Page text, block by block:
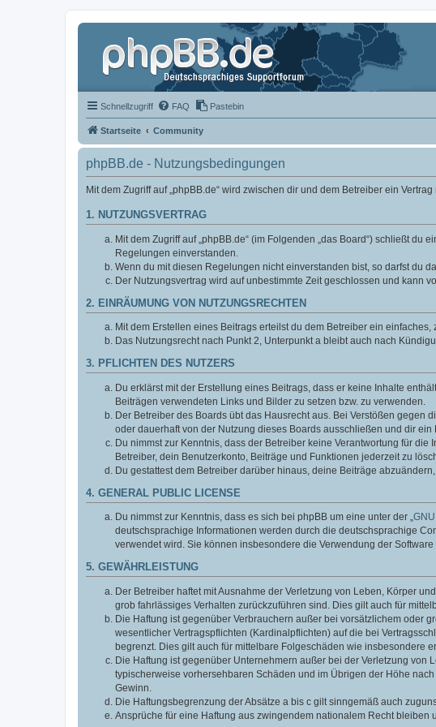
Schnellzugriff FAQ Pastebin
Startseite Community
phpBB.de - Nutzungsbedingungen
Mit dem Zugriff auf „phpBB.de“ wird zwischen dir und dem Betreiber ein
1. NUTZUNGSVERTRAG
Mit dem Zugriff auf „phpBB.de“ (im Folgenden „das Board“) schließt
Regelungen einverstanden.
Wenn du mit diesen Regelungen nicht einverstanden bist, so darfst du
Der Nutzungsvertrag wird auf unbestimmte Zeit geschlossen und kann
2. EINRÄUMUNG VON NUTZUNGSRECHTEN
Mit dem Erstellen eines Beitrags erteilst du dem Betreiber ein
Das Nutzungsrecht nach Punkt 2, Unterpunkt a bleibt auch nach
3. PFLICHTEN DES NUTZERS
Du erklärst mit der Erstellung eines Beitrags, dass er keine Inhalte
Beiträgen verwendeten Links und Bilder zu setzen bzw. zu verwenden.
Der Betreiber des Boards übt das Hausrecht aus. Bei Verstößen
oder dauerhaft von der Nutzung dieses Boards ausschließen und dir ein
Du nimmst zur Kenntnis, dass der Betreiber keine Verantwortung für
Betreiber, dein Benutzerkonto, Beiträge und Funktionen jederzeit zu
Du gestattest dem Betreiber darüber hinaus, deine Beiträge
4. GENERAL PUBLIC LICENSE
Du nimmst zur Kenntnis, dass es sich bei phpBB um eine unter der „
deutschsprachige Informationen werden durch die deutschsprachige
verwendet wird. Sie können insbesondere die Verwendung der
5. GEWÄHRLEISTUNG
Der Betreiber haftet mit Ausnahme der Verletzung von Leben, Körper
grob fahrlässiges Verhalten zurückzuführen sind. Dies gilt auch für
Die Haftung ist gegenüber Verbrauchern außer bei vorsätzlichem oder
wesentlicher Vertragspflichten (Kardinalpflichten) auf die bei
begrenzt. Dies gilt auch für mittelbare Folgeschäden wie insbesondere
Die Haftung ist gegenüber Unternehmern außer bei der Verletzung von
typischerweise vorhersehbaren Schäden und im Übrigen der Höhe
Gewinn.
Die Haftungsbegrenzung der Absätze a bis c gilt sinngemäß auch
Ansprüche für eine Haftung aus zwingendem nationalem Recht bleiben